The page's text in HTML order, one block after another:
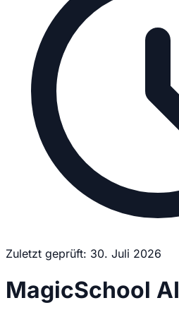
Zuletzt geprüft: 30. Juli 2026
MagicSchool AI